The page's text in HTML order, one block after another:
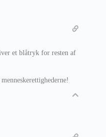
et blåtryk for resten af